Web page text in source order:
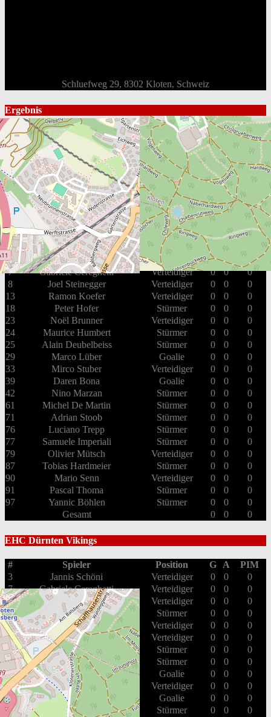
Schluefweg 29, 8302 Kloten, Schweiz
Ergebnis
Mannschaft Gesamt 2nd 3rd
Endstand
EHC Bassersdorf
1 0 1
Loss
EHC Dürnten Vikings
4 2 1 Win
Box Score
EHC Bassersdorf
# Spieler Position G A
3
Jannis Schöni Verteidiger 0 0
0
7
Gabriele Cereghetti Verteidiger 0 0
0
8
Joel Steinegger Verteidiger 0 0
0
13
Ramon Koefer Verteidiger 0 0
0
18
Peter Hofer Stürmer 0 0
0
23
Noël Brunner Verteidiger 0 0
0
24
Maurice Humbert Stürmer 0 0
0
25
Alain Deubelbeiss Stürmer 0 0
0
29
Marco Lüber Goalie 0 0
0
33
Mirco Stuber Verteidiger 0 0
0
39
Daren Bona Goalie 0 0
0
42
Nino Marzan Stürmer 0 0
0
61
Michel De Martin Stürmer 0 0
0
71
Adrian Stoob Stürmer 0 0
0
76
Luciano Trepp Stürmer 0 0
0
77
Samuele Imperiali Stürmer 0 0
0
79
Olivier Mütsch Verteidiger 0 0
0
87
Tobias Hardmeier Stürmer 0 0
0
90
Mario Senn Verteidiger 0 0
0
91
Pascal Thoma Stürmer 0 0
0
97
Yannic Böhlen Stürmer 0 0
0
Gesamt
0 0 0
EHC Dürnten Vikings
# Spieler Position G A
PIM
3
Jannis Schöni Verteidiger 0 0
0
7
Gabriele Cereghetti Verteidiger 0 0
0
8
Joel Steinegger Verteidiger 0 0
0
13
Ramon Koefer Stürmer 0 0
0
18
Peter Hofer Verteidiger 0 0
0
23
Noël Brunner Verteidiger 0 0
0
24
Maurice Humbert Stürmer 0 0
0
25
Alain Deubelbeiss Stürmer 0 0
0
29
Marco Lüber Goalie 0 0
0
33
Mirco Stuber Verteidiger 0 0
0
39
Daren Bona Goalie 0 0
0
42
Nino Marzan Stürmer 0 0 0